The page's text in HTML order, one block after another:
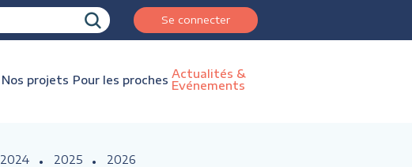
Se connecter
Nos projets Pour les proches Actualités &
Evénements
2024 2025 2026